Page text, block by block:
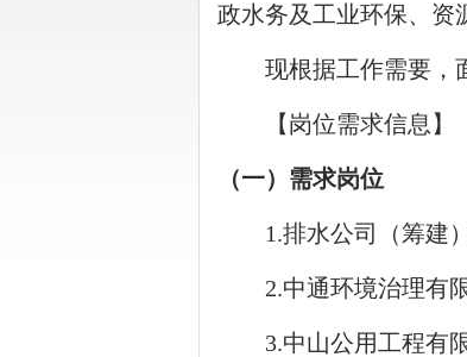
政水务及工业环保、资
现根据工作需要，
【岗位需求信息】
（一）需求岗位
1.排水公司（筹建
2.中通环境治理有
3.中山公用工程有